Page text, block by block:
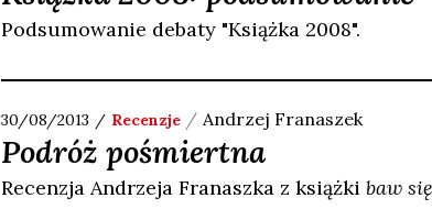
Podsumowanie debaty "Książka 2008".
30/08/2013 Recenzje Andrzej Franaszek
Podróż pośmiertna
Recenzja Andrzeja Franaszka z książki baw się